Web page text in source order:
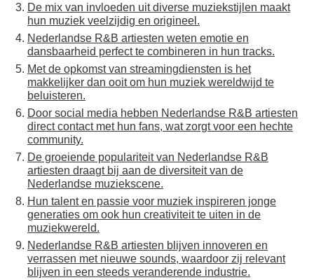
De mix van invloeden uit diverse muziekstijlen maakt
hun muziek veelzijdig en origineel.
Nederlandse R&B artiesten weten emotie en
dansbaarheid perfect te combineren in hun tracks.
Met de opkomst van streamingdiensten is het
makkelijker dan ooit om hun muziek wereldwijd te
beluisteren.
Door social media hebben Nederlandse R&B artiesten
direct contact met hun fans, wat zorgt voor een hechte
community.
De groeiende populariteit van Nederlandse R&B
artiesten draagt bij aan de diversiteit van de
Nederlandse muziekscene.
Hun talent en passie voor muziek inspireren jonge
generaties om ook hun creativiteit te uiten in de
muziekwereld.
Nederlandse R&B artiesten blijven innoveren en
verrassen met nieuwe sounds, waardoor zij relevant
blijven in een steeds veranderende industrie.